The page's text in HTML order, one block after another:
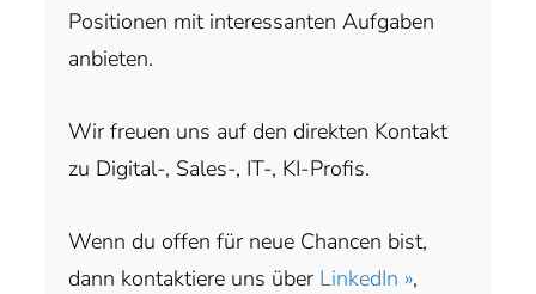
Positionen mit interessanten Aufgaben
anbieten.
Wir freuen uns auf den direkten Kontakt
zu Digital-, Sales-, IT-, KI-Profis.
Wenn du offen für neue Chancen bist,
dann kontaktiere uns über LinkedIn »,